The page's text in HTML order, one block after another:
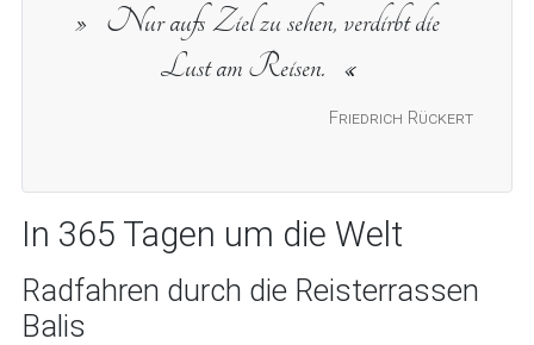
Friedrich Rückert
Nur aufs Ziel zu sehen, verdirbt die
Lust am Reisen.
In 365 Tagen um die Welt
Radfahren durch die Reisterrassen
Balis